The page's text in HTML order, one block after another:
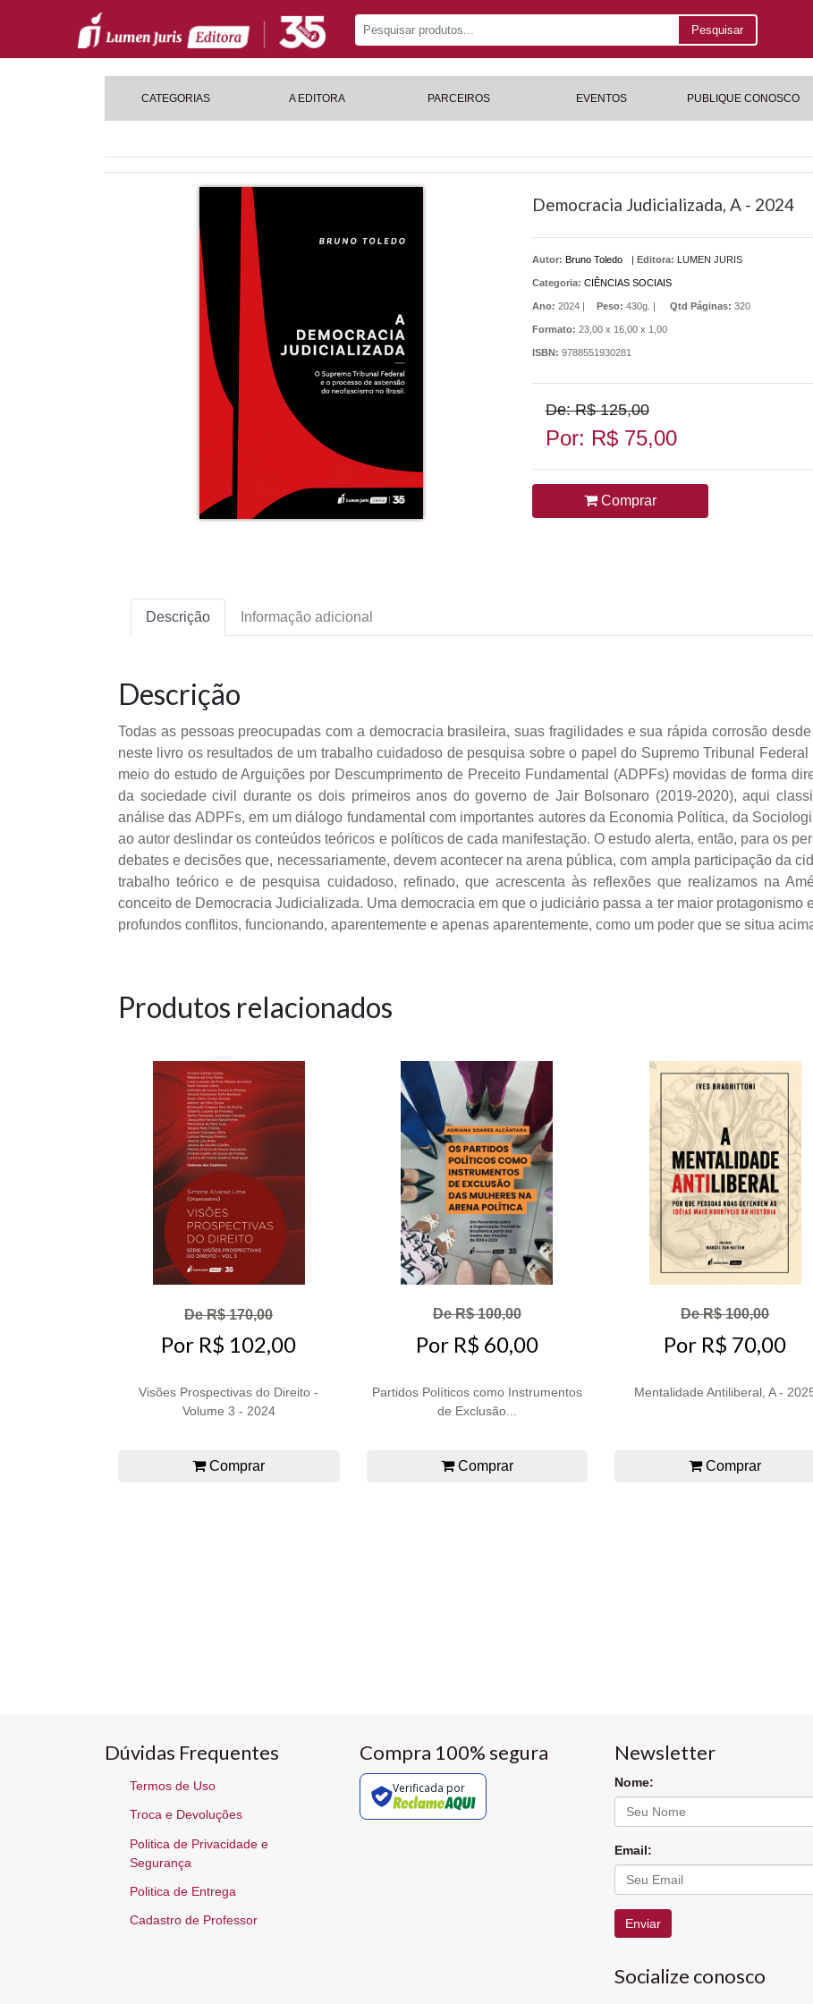
Pesquisar
CATEGORIAS A EDITORA PARCEIROS EVENTOS PUBLIQUE CONOSCO
Democracia Judicializada, A - 2024
Autor: Bruno Toledo | Editora: LUMEN JURIS
Categoria: CIÊNCIAS SOCIAIS
Ano: 2024 | Peso: 430g. | Qtd Páginas: 320
Formato: 23,00 x 16,00 x 1,00
ISBN: 9788551930281
De: R$ 125,00
Por: R$ 75,00
Comprar
Descrição Informação adicional
Descrição
Todas as pessoas preocupadas com a democracia brasileira, suas fragilidades e sua rápida corrosão
neste livro os resultados de um trabalho cuidadoso de pesquisa sobre o papel do Supremo Tribunal
meio do estudo de Arguições por Descumprimento de Preceito Fundamental (ADPFs) movidas de forma
da sociedade civil durante os dois primeiros anos do governo de Jair Bolsonaro (2019-2020), aqui
análise das ADPFs, em um diálogo fundamental com importantes autores da Economia Política, da
ao autor deslindar os conteúdos teóricos e políticos de cada manifestação. O estudo alerta, então, para os
debates e decisões que, necessariamente, devem acontecer na arena pública, com ampla participação da
trabalho teórico e de pesquisa cuidadoso, refinado, que acrescenta às reflexões que realizamos na
conceito de Democracia Judicializada. Uma democracia em que o judiciário passa a ter maior protagonismo
profundos conflitos, funcionando, aparentemente e apenas aparentemente, como um poder que se situa
Produtos relacionados
De R$ 170,00
Por R$ 102,00
Visões Prospectivas do Direito -
Volume 3 - 2024
Comprar
De R$ 100,00
Por R$ 60,00
Partidos Políticos como Instrumentos
de Exclusão...
Comprar
De R$ 100,00
Por R$ 70,00
Mentalidade Antiliberal, A -
Comprar
Dúvidas Frequentes
Termos de Uso
Troca e Devoluções
Politica de Privacidade e
Segurança
Politica de Entrega
Cadastro de Professor
Compra 100% segura
Verificada por
Newsletter
Nome:
Email:
Enviar
Socialize conosco